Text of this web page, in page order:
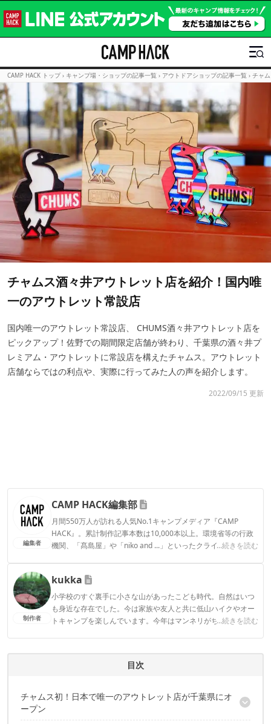
CAMP HACK トップ › キャンプ場・ショップの記事一覧 › アウトドアショップの記事一覧 › チャ
チャムス酒々井アウトレット店を紹介！国内唯
一のアウトレット常設店
国内唯一のアウトレット常設店、 CHUMS酒々井アウトレット店を
ピックアップ！佐野での期間限定店舗が終わり、千葉県の酒々井プ
レミアム・アウトレットに常設店を構えたチャムス。アウトレット
店舗ならではの利点や、実際に行ってみた人の声を紹介します。
2022/09/15 更新
編集者
CAMP HACK編集部
月間550万人が訪れる人気No.1キャンプメディア『CAMP
HACK』。累計制作記事本数は10,000本以上。環境省等の行政
機関、「髙島屋」や「niko and ...」といったクライアントとの
...続きを読む
CAMP HACK編集部のプロフィール
制作者
kukka
小学校のすぐ裏手に小さな山があったこども時代。自然はいつ
も身近な存在でした。今は家族や友人と共に低山ハイクやオー
トキャンプを楽しんでいます。今年はマンネリがちなキャンプ
...続きを読む
目次
チャムス初！日本で唯一のアウトレット店が千葉県にオ
ープン